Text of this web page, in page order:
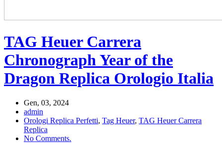
TAG Heuer Carrera
Chronograph Year of the
Dragon Replica Orologio Italia
Gen, 03, 2024
admin
Orologi Replica Perfetti, Tag Heuer, TAG Heuer Carrera
Replica
No Comments.